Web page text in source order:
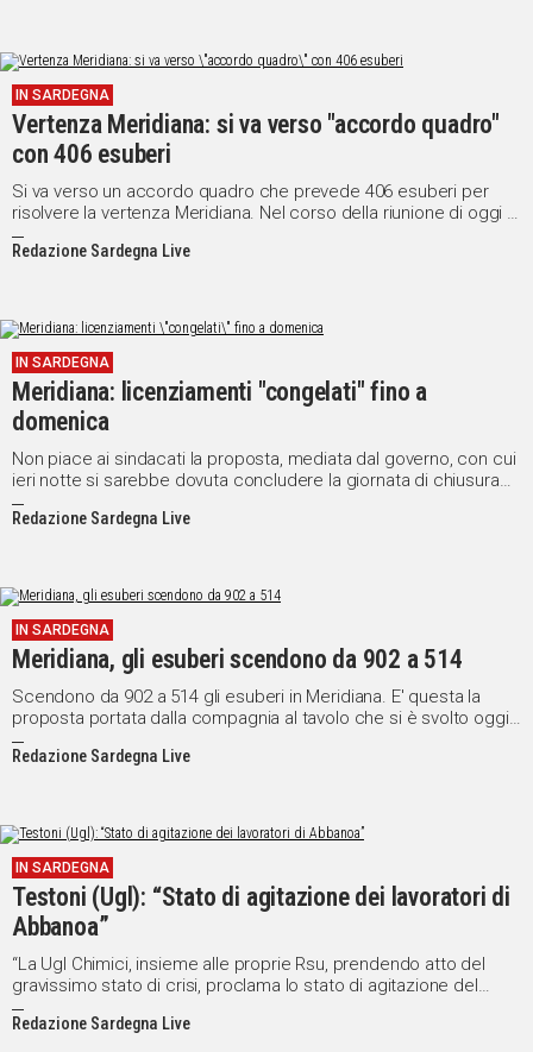
IN SARDEGNA
Vertenza Meridiana: si va verso "accordo quadro"
con 406 esuberi
Si va verso un accordo quadro che prevede 406 esuberi per
risolvere la vertenza Meridiana. Nel corso della riunione di oggi al
Mise - secondo quanto apprende l'Agi - e' stata raggiunta
un'intesa che prevede, in vista della partnership con la Qatar
Redazione Sardegna Live
IN SARDEGNA
Meridiana: licenziamenti "congelati" fino a
domenica
Non piace ai sindacati la proposta, mediata dal governo, con cui
ieri notte si sarebbe dovuta concludere la giornata di chiusura
della procedura di mobilita' aperta da Meridiana per 955
dipendenti, a due giorni dalla fine della cassa integrazione
Redazione Sardegna Live
IN SARDEGNA
Meridiana, gli esuberi scendono da 902 a 514
Scendono da 902 a 514 gli esuberi in Meridiana. E' questa la
proposta portata dalla compagnia al tavolo che si è svolto oggi
al Ministero dello Sviluppo economico, durante il quale non è
stato raggiunto un accordo tra società e sindacati.
Redazione Sardegna Live
IN SARDEGNA
Testoni (Ugl): “Stato di agitazione dei lavoratori di
Abbanoa”
“La Ugl Chimici, insieme alle proprie Rsu, prendendo atto del
gravissimo stato di crisi, proclama lo stato di agitazione del
personale e chiede un incontro urgente per affrontare con la
dovuta sensibilità le problematiche dei lavoratori”.
Redazione Sardegna Live